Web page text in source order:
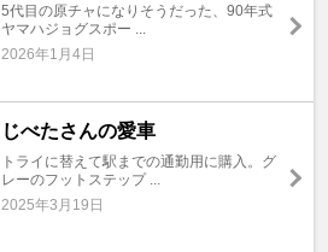
5代目の原チャになりそうだった、90年式
ヤマハジョグスポー ...
2026年1月4日
じべたさんの愛車
トライに替えて駅までの通勤用に購入。グ
レーのフットステップ ...
2025年3月19日